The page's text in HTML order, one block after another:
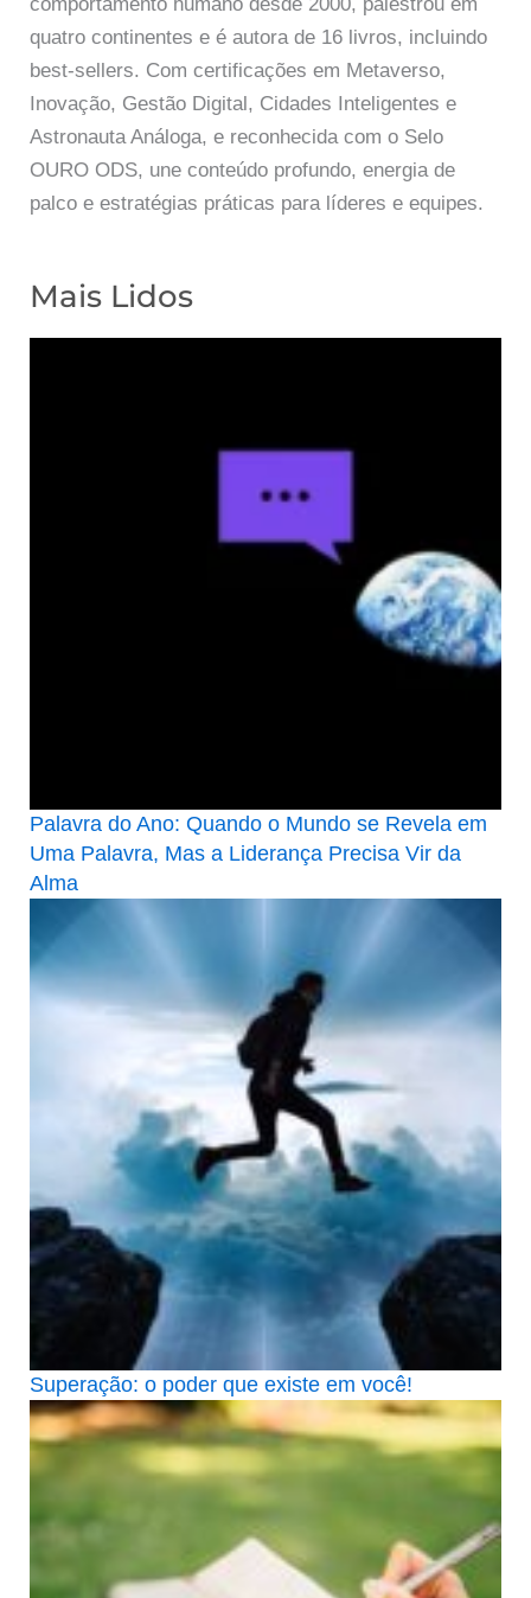
quatro continentes e é autora de 16 livros, incluindo
best-sellers. Com certificações em Metaverso,
Inovação, Gestão Digital, Cidades Inteligentes e
Astronauta Análoga, e reconhecida com o Selo
OURO ODS, une conteúdo profundo, energia de
palco e estratégias práticas para líderes e equipes.
Mais Lidos
Palavra do Ano: Quando o Mundo se Revela em
Uma Palavra, Mas a Liderança Precisa Vir da
Alma
Superação: o poder que existe em você!